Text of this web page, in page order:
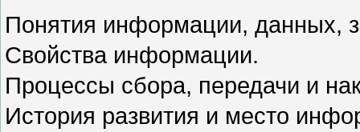
Понятия информации, данных,
Свойства информации.
Процессы сбора, передачи и
История развития и место